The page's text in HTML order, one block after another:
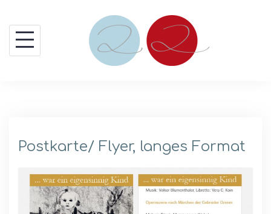
content
Postkarte/ Flyer, langes Format